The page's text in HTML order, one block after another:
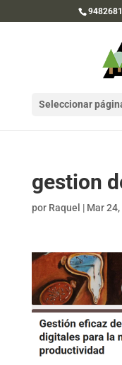
Seleccionar
gestion
por Raquel | Mar